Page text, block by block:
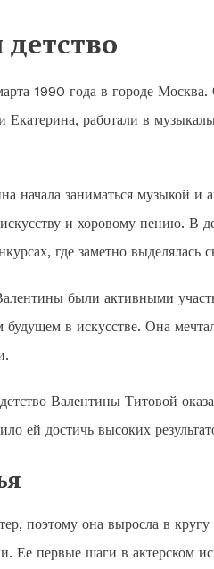
1990 года в городе
работали в
начала заниматься музыкой
и хоровому пению. В
где заметно
были активными
будущем в искусстве. Она
Валентины Титовой
ей достичь высоких
поэтому она выросла в
Ее первые шаги в актерском